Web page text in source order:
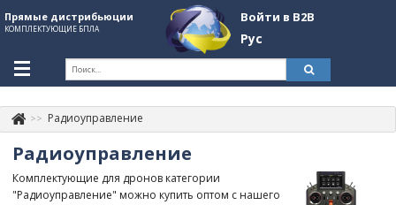
Прямые дистрибьюции
КОМПЛЕКТУЮЩИЕ БПЛА
Войти в B2B
Рус
+380507774092 Контакты
Радиоуправление
Радиоуправление
Комплектующие для дронов категории
"Радиоуправление" можно купить оптом с нашего